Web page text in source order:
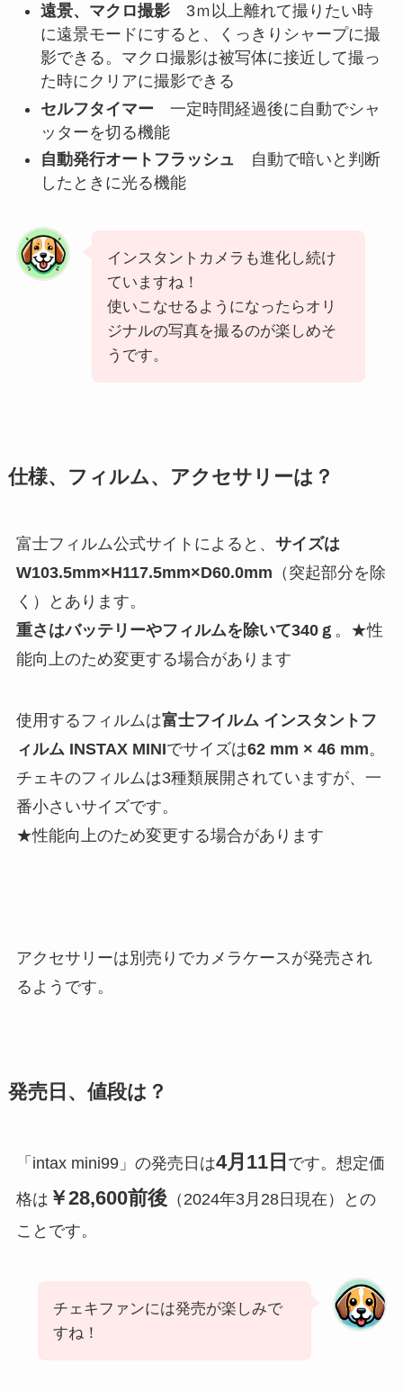
遠景、マクロ撮影3ｍ以上離れて撮りたい時
に遠景モードにすると、くっきりシャープに撮
影できる。マクロ撮影は被写体に接近して撮っ
た時にクリアに撮影できる
セルフタイマー 一定時間経過後に自動でシャ
ッターを切る機能
自動発行オートフラッシュ 自動で暗いと判断
したときに光る機能
インスタントカメラも進化し続け
ていますね！
使いこなせるようになったらオリ
ジナルの写真を撮るのが楽しめそ
うです。
仕様、フィルム、アクセサリーは？
富士フィルム公式サイトによると、 サイズは
W103.5mm×H117.5mm×D60.0mm （突起部分を除
く）とあります。
重さはバッテリーやフィルムを除いて340ｇ 。★性
能向上のため変更する場合があります
使用するフィルムは富士フイルム インスタントフ
ィルム INSTAX MINIでサイズは62 mm × 46 mm。
チェキのフィルムは3種類展開されていますが、一
番小さいサイズです。
★性能向上のため変更する場合があります
アクセサリーは別売りでカメラケースが発売され
るようです。
発売日、値段は？
「intax mini99」の発売日は4月11日 です。想定価
格は ￥28,600前後（2024年3月28日現在）との
ことです。
チェキファンには発売が楽しみで
すね！